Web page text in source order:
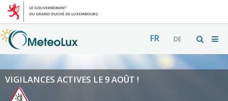
FR DE
VIGILANCES ACTIVES LE 9 AOÛT !